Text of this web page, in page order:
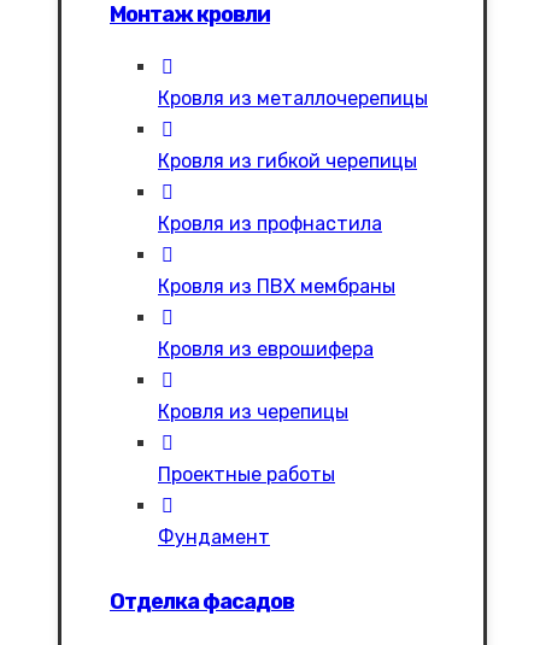
Монтаж кровли
Кровля из металлочерепицы
Кровля из гибкой черепицы
Кровля из профнастила
Кровля из ПВХ мембраны
Кровля из еврошифера
Кровля из черепицы
Проектные работы
Фундамент
Отделка фасадов